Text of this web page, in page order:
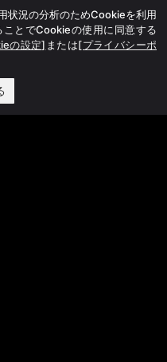
状況の分析のためCookieを利用
とでCookieの使用に同意する
の設定] または[プライバシーポ